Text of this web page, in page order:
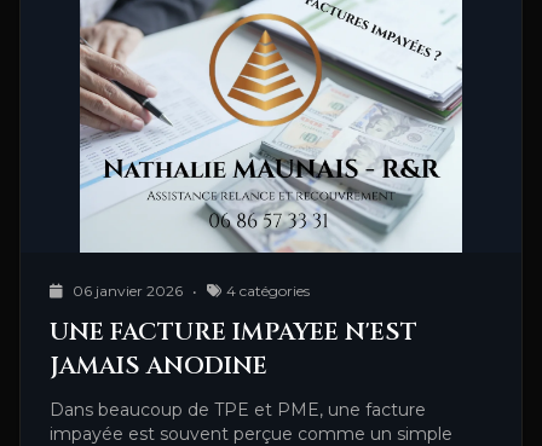
06 janvier 2026 • 4 catégories
UNE FACTURE IMPAYEE N'EST
JAMAIS ANODINE
Dans beaucoup de TPE et PME, une facture
impayée est souvent perçue comme un simple